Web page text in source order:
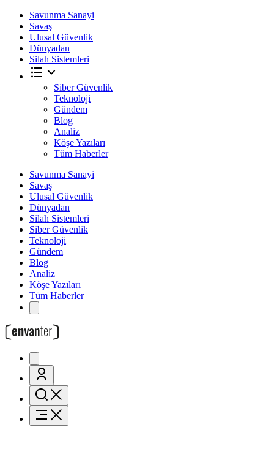
Savunma Sanayi
Savaş
Ulusal Güvenlik
Dünyadan
Silah Sistemleri
Siber Güvenlik
Teknoloji
Gündem
Blog
Analiz
Köşe Yazıları
Tüm Haberler
Savunma Sanayi
Savaş
Ulusal Güvenlik
Dünyadan
Silah Sistemleri
Siber Güvenlik
Teknoloji
Gündem
Blog
Analiz
Köşe Yazıları
Tüm Haberler